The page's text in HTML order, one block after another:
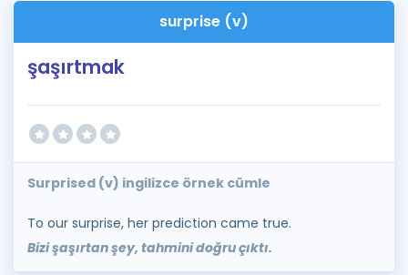
İngilizce Gramer
surprise (v)
şaşırtmak
Surprised (v) ingilizce örnek cümle
To our surprise, her prediction came true.
Bizi şaşırtan şey, tahmini doğru çıktı.